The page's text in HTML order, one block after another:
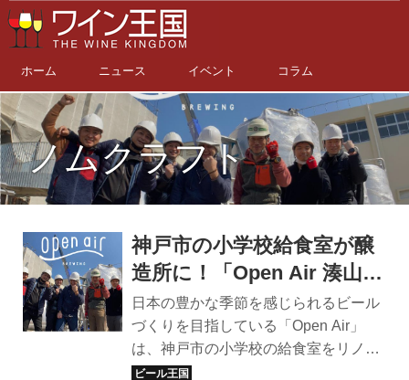
ホーム ニュース イベント コラム
ノムクラフト
神戸市の小学校給食室が醸
造所に！「Open Air 湊山醸
造所」のクラウドファンデ
ィングが4月4日からスター
ト
日本の豊かな季節を感じられるビール
づくりを目指している「Open Air」
は、神戸市の小学校の給食室をリノベ
ーションした新しいブルワリー。神戸